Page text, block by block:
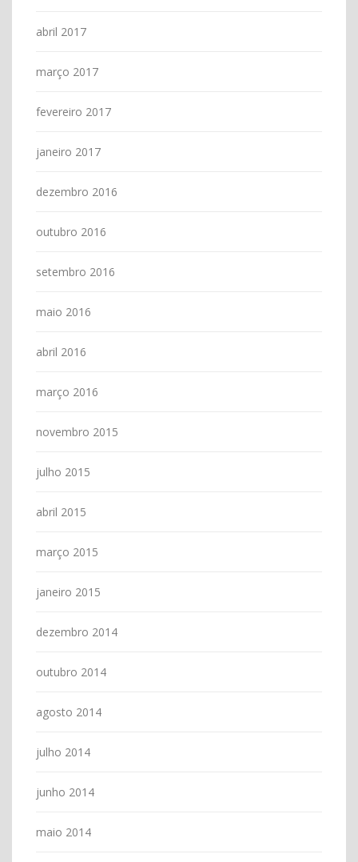
abril 2017
março 2017
fevereiro 2017
janeiro 2017
dezembro 2016
outubro 2016
setembro 2016
maio 2016
abril 2016
março 2016
novembro 2015
julho 2015
abril 2015
março 2015
janeiro 2015
dezembro 2014
outubro 2014
agosto 2014
julho 2014
junho 2014
maio 2014